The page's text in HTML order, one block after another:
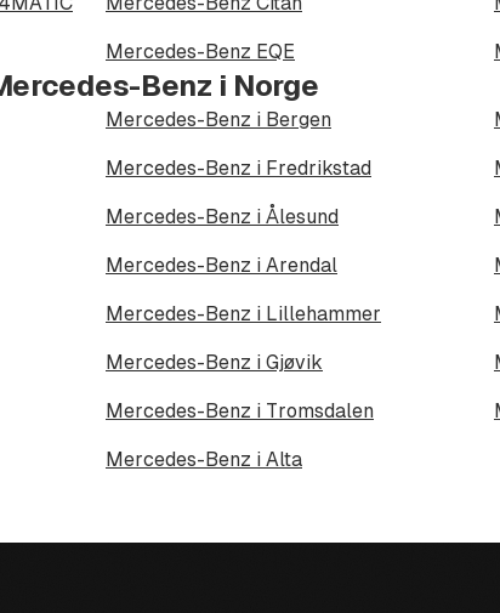
Mercedes-Benz EQE
Benz i Norge
Mercedes-Benz i Bergen
Mercedes-Benz i Fredrikstad
Mercedes-Benz i Ålesund
Mercedes-Benz i Arendal
Mercedes-Benz i Lillehammer
Mercedes-Benz i Gjøvik
Mercedes-Benz i Tromsdalen
Mercedes-Benz i Alta